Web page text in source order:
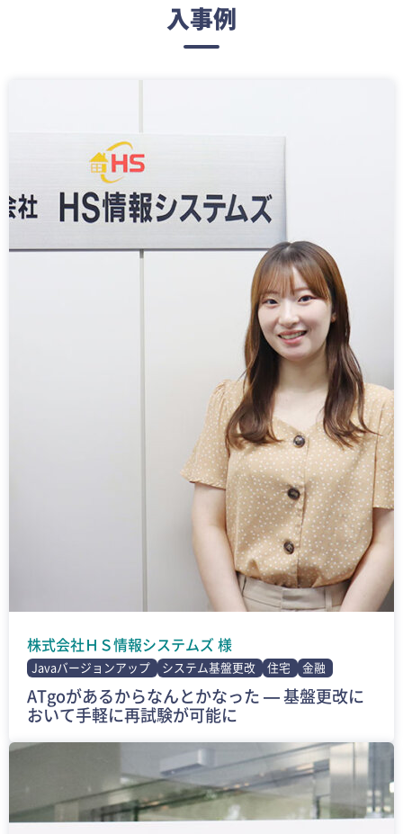
入事例
株式会社ＨＳ情報システムズ 様
Javaバージョンアップ システム基盤更改 住宅 金融
ATgoがあるからなんとかなった — 基盤更改に
おいて手軽に再試験が可能に